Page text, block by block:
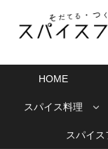
HOME
スパイス料理
スパイ